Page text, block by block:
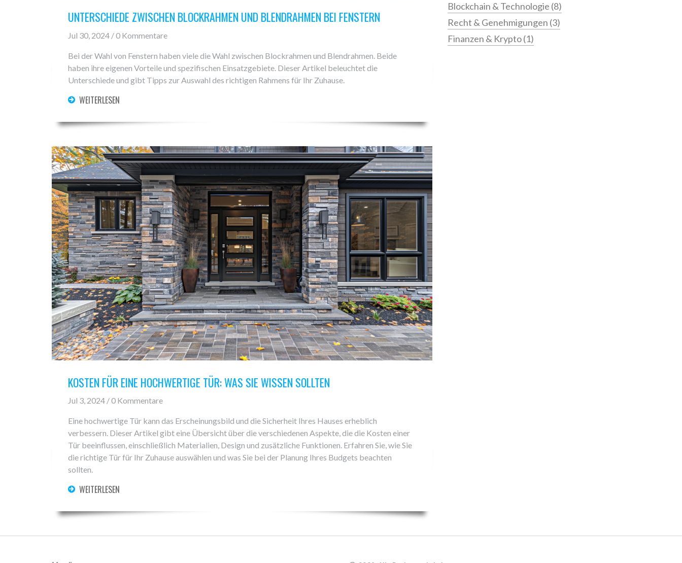
UNTERSCHIEDE ZWISCHEN BLOCKRAHMEN UND BLENDRAHMEN BEI FENSTERN
Jul 30, 2024 / 0 Kommentare
Bei der Wahl von Fenstern haben viele die Wahl zwischen Blockrahmen und Blendrahmen. Beide
haben ihre eigenen Vorteile und spezifischen Einsatzgebiete. Dieser Artikel beleuchtet die
Unterschiede und gibt Tipps zur Auswahl des richtigen Rahmens für Ihr Zuhause.
WEITERLESEN
KOSTEN FÜR EINE HOCHWERTIGE TÜR: WAS SIE WISSEN SOLLTEN
Jul 3, 2024 / 0 Kommentare
Eine hochwertige Tür kann das Erscheinungsbild und die Sicherheit Ihres Hauses erheblich
verbessern. Dieser Artikel gibt eine Übersicht über die verschiedenen Aspekte, die die Kosten einer
Tür beeinflussen, einschließlich Materialien, Design und zusätzliche Funktionen. Erfahren Sie, wie Sie
die richtige Tür für Ihr Zuhause auswählen und was Sie bei der Planung Ihres Budgets beachten
sollten.
WEITERLESEN
Blockchain & Technologie (8)
Recht & Genehmigungen (3)
Finanzen & Krypto(1)